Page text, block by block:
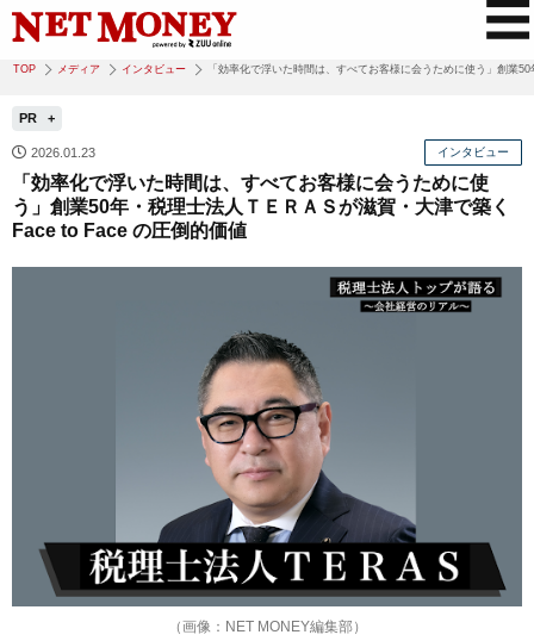
TOP メディア インタビュー 「効率化で浮いた時間は、すべてお客様に会うために使う」創業
PR
2026.01.23 インタビュー
「効率化で浮いた時間は、すべてお客様に会うために使
う」創業50年・税理士法人ＴＥＲＡＳが滋賀・大津で築く
Face to Face の圧倒的価値
（画像：NET MONEY編集部）